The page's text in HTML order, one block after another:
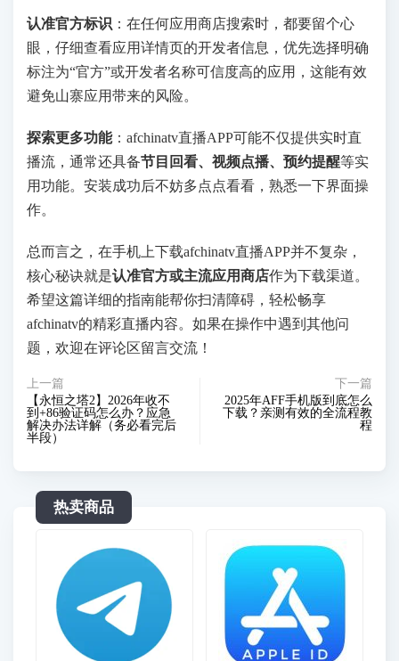
认准官方标识 ：在任何应用商店搜索时，都要留个心
眼，仔细查看应用详情页的开发者信息，优先选择明确
标注为“官方”或开发者名称可信度高的应用，这能有效
避免山寨应用带来的风险。
探索更多功能：afchinatv直播APP可能不仅提供实时直
播流，通常还具备节目回看、视频点播、预约提醒等实
用功能。安装成功后不妨多点点看看，熟悉一下界面操
作。
总而言之，在手机上下载afchinatv直播APP并不复杂，
核心秘诀就是认准官方或主流应用商店作为下载渠道。
希望这篇详细的指南能帮你扫清障碍，轻松畅享
afchinatv的精彩直播内容。如果在操作中遇到其他问
题，欢迎在评论区留言交流！
上一篇
【永恒之塔2】2026年收不
到+86验证码怎么办？应急
解决办法详解（务必看完后
半段）
下一篇
2025年AFF手机版到底怎么
下载？亲测有效的全流程教
程
热卖商品